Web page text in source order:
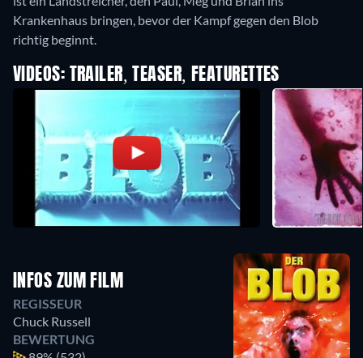
Krankenhaus bringen, bevor der Kampf gegen den Blob
richtig beginnt.
VIDEOS: TRAILER, TEASER, FEATURETTES
INFOS ZUM FILM
REGISSEUR
Chuck Russell
BEWERTUNG